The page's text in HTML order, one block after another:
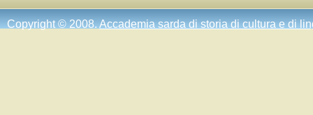
Copyright © 2008.Accademia sarda di storia di cultura e di